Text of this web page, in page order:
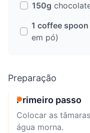
150g
1 coffee spoon
em pó)
Preparação
Primeiro passo
Colocar as
água morna.